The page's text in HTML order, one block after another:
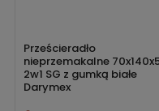
Prześcieradło
nieprzemakalne
2w1 SG z gumką białe
Darymex